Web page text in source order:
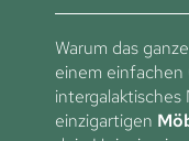
Warum das
einem
intergalaktisches
einzigartigen